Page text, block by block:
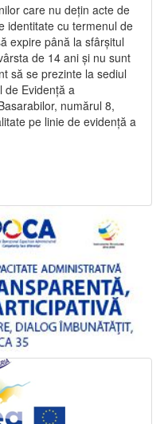
care nu dețin acte de
identitate cu termenul de
expire până la sfârșitul
de 14 ani și nu sunt
să se prezinte la sediul
de Evidență a
numărul 8,
pe linie de evidență a